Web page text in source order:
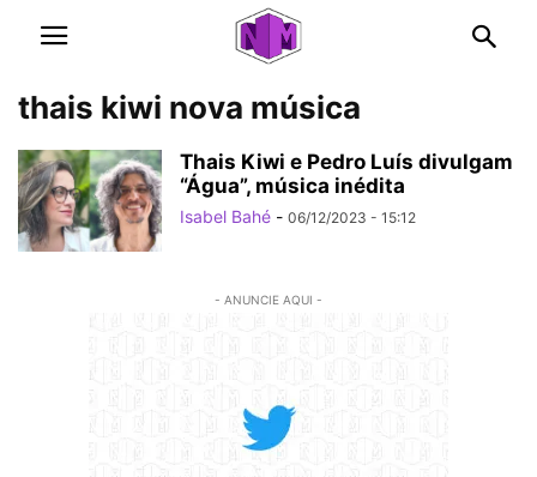
thais kiwi nova música
Thais Kiwi e Pedro Luís divulgam
“Água”, música inédita
Isabel Bahé - 06/12/2023 - 15:12
- ANUNCIE AQUI -